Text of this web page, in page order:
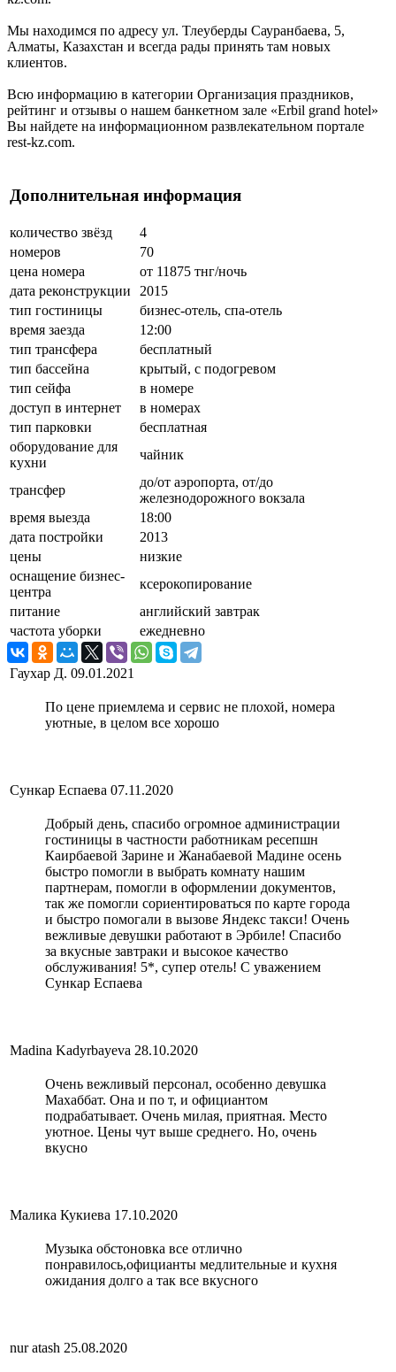
Мы находимся по адресу ул. Тлеуберды Сауранбаева, 5,
Алматы, Казахстан и всегда рады принять там новых
клиентов.
Всю информацию в категории Организация праздников,
рейтинг и отзывы о нашем банкетном зале «Erbil grand hotel»
Вы найдете на информационном развлекательном портале
rest-kz.com.
Дополнительная информация
количество звёзд
4
номеров
70
цена номера
от 11875 тнг/ночь
дата реконструкции
2015
тип гостиницы
бизнес-отель, спа-отель
время заезда
12:00
тип трансфера
бесплатный
тип бассейна
крытый, с подогревом
тип сейфа
в номере
доступ в интернет
в номерах
тип парковки
бесплатная
оборудование для
кухни
чайник
трансфер
до/от аэропорта, от/до
железнодорожного вокзала
время выезда
18:00
дата постройки
2013
цены
низкие
оснащение бизнес-
центра
ксерокопирование
питание
английский завтрак
частота уборки
ежедневно
Гаухар Д. 09.01.2021
По цене приемлема и сервис не плохой, номера
уютные, в целом все хорошо
Сункар Еспаева 07.11.2020
Добрый день, спасибо огромное администрации
гостиницы в частности работникам ресепшн
Каирбаевой Зарине и Жанабаевой Мадине осень
быстро помогли в выбрать комнату нашим
партнерам, помогли в оформлении документов,
так же помогли сориентироваться по карте города
и быстро помогали в вызове Яндекс такси! Очень
вежливые девушки работают в Эрбиле! Спасибо
за вкусные завтраки и высокое качество
обслуживания! 5*, супер отель! С уважением
Сункар Еспаева
Madina Kadyrbayeva 28.10.2020
Очень вежливый персонал, особенно девушка
Махаббат. Она и по т, и официантом
подрабатывает. Очень милая, приятная. Место
уютное. Цены чут выше среднего. Но, очень
вкусно
Малика Кукиева 17.10.2020
Музыка обстоновка все отлично
понравилось,официанты медлительные и кухня
ожидания долго а так все вкусного
nur atash 25.08.2020